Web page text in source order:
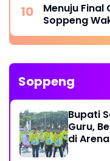
Menuju Final
Soppeng
Soppeng
Bupati
Guru,
di Arena